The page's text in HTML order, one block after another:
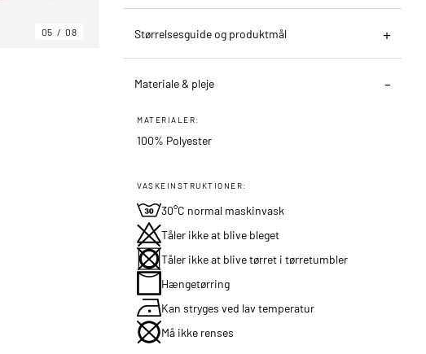
05 08 Størrelsesguide og produktmål
Materiale & pleje
MATERIALER:
100% Polyester
VASKEINSTRUKTIONER:
30°C normal maskinvask
Tåler ikke at blive bleget
Tåler ikke at blive tørret i tørretumbler
Hængetørring
Kan stryges ved lav temperatur
Må ikke renses